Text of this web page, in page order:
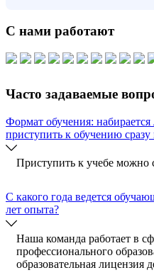
С нами работают
Часто задаваемые
Формат обучения:
приступить к обучению сразу
Приступить к учебе можно
C какого года ведется
лет опыта?
Наша команда работает в
профессионального
образовательная лицензия